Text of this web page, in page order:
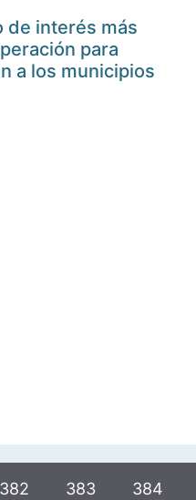
de interés más
para
a los municipios
382 383 384